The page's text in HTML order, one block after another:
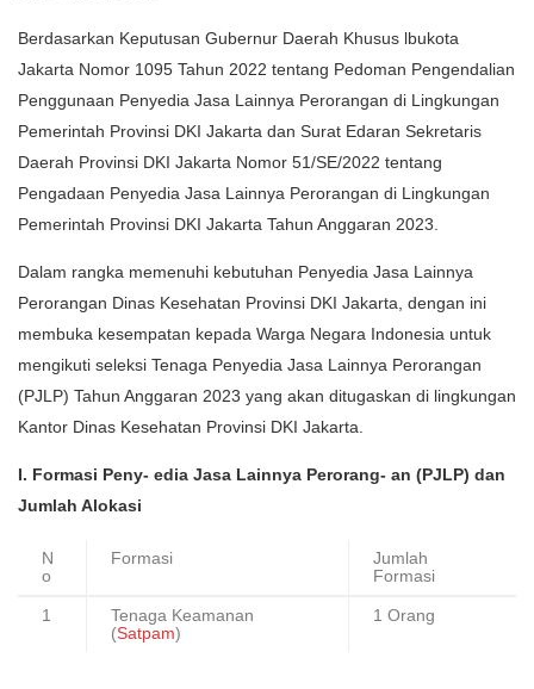
Berdasarkan Keputusan Gubernur Daerah Khusus lbukota
Jakarta Nomor 1095 Tahun 2022 tentang Pedoman Pengendalian
Penggunaan Penyedia Jasa Lainnya Perorangan di Lingkungan
Pemerintah Provinsi DKI Jakarta dan Surat Edaran Sekretaris
Daerah Provinsi DKI Jakarta Nomor 51/SE/2022 tentang
Pengadaan Penyedia Jasa Lainnya Perorangan di Lingkungan
Pemerintah Provinsi DKI Jakarta Tahun Anggaran 2023.
Dalam rangka memenuhi kebutuhan Penyedia Jasa Lainnya
Perorangan Dinas Kesehatan Provinsi DKI Jakarta, dengan ini
membuka kesempatan kepada Warga Negara Indonesia untuk
mengikuti seleksi Tenaga Penyedia Jasa Lainnya Perorangan
(PJLP) Tahun Anggaran 2023 yang akan ditugaskan di lingkungan
Kantor Dinas Kesehatan Provinsi DKI Jakarta.
I. Formasi Peny- edia Jasa Lainnya Perorang- an (PJLP) dan
Jumlah Alokasi
N
o
Formasi
Jumlah
Formasi
1
Tenaga Keamanan
(Satpam)
1 Orang